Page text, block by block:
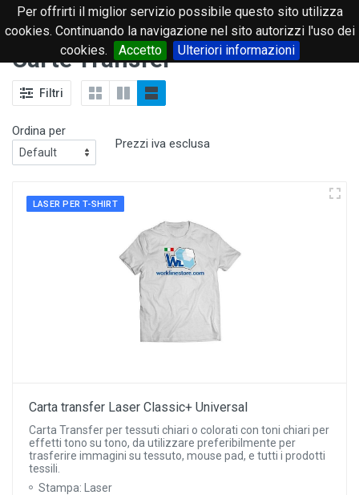
Per offrirti il miglior servizio possibile questo sito utilizza
cookies. Continuando la navigazione nel sito autorizzi l'uso dei
cookies.
Accetto Ulteriori informazioni
0
Carte Transfer
Filtri
Ordina per
Prezzi iva esclusa
LASER PER T-SHIRT
Carta transfer Laser Classic+ Universal
Carta Transfer per tessuti chiari o colorati con toni chiari per
effetti tono su tono, da utilizzare preferibilmente per
trasferire immagini su tessuto, mouse pad, e tutti i prodotti
tessili.
Stampa: Laser